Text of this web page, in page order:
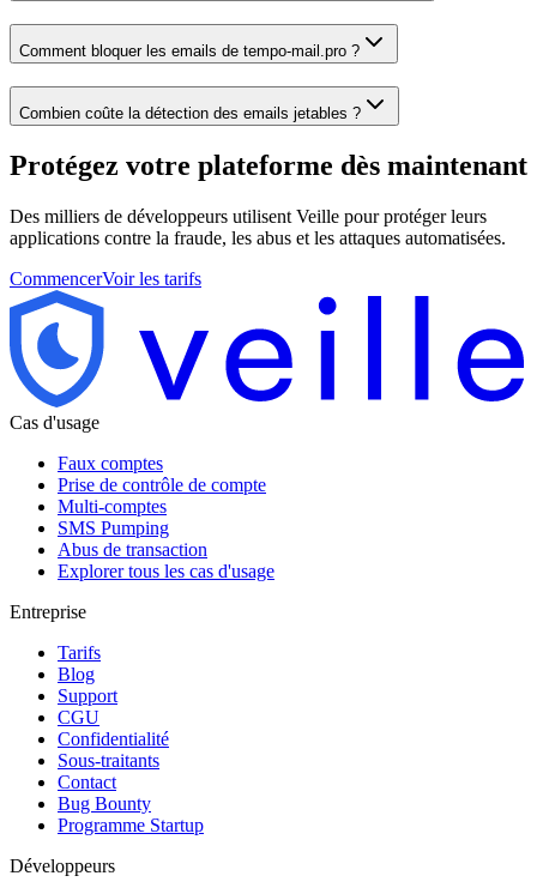
Comment bloquer les emails de tempo-mail.pro ?
Combien coûte la détection des emails jetables ?
Protégez votre plateforme dès maintenant
Des milliers de développeurs utilisent Veille pour protéger leurs
applications contre la fraude, les abus et les attaques automatisées.
CommencerVoir les tarifs
Cas d'usage
Faux comptes
Prise de contrôle de compte
Multi-comptes
SMS Pumping
Abus de transaction
Explorer tous les cas d'usage
Entreprise
Tarifs
Blog
Support
CGU
Confidentialité
Sous-traitants
Contact
Bug Bounty
Programme Startup
Développeurs